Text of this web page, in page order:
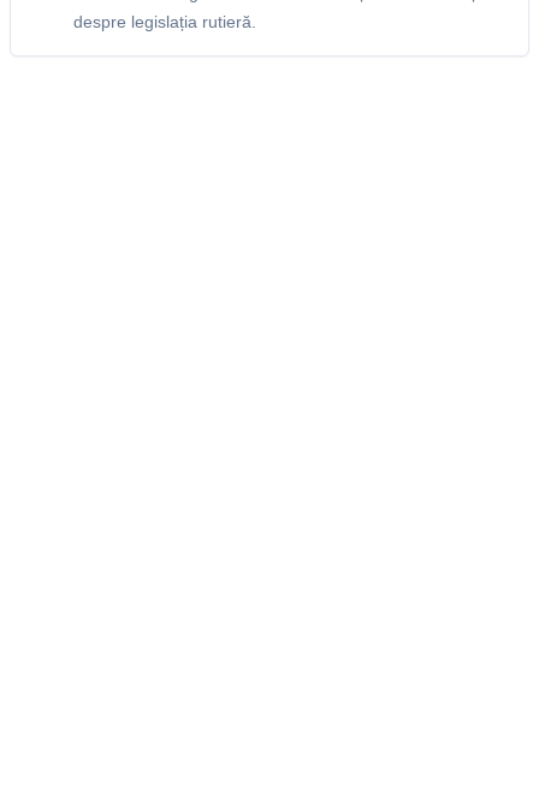
despre legislația rutieră.